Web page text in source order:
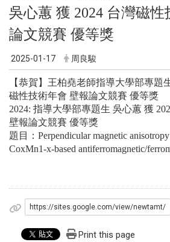
吳心蕙 獲 2024 台灣磁性
論文競賽 優等獎
2025-01-17 周良駿
【恭賀】王柏堯老師指導大學部專題
磁性技術年會 壁報論文競賽 優等獎
2024: 指導大學部專題生 吳心蕙 獲
壁報論文競賽 優等獎
題目：Perpendicular magnetic
CoxMn1-x-based antiferromagnetic/
https://sites.google.com/view/newtamt/
Print this page